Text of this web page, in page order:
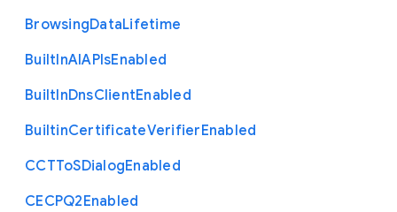
BrowsingDataLifetime
BuiltInAIAPIsEnabled
BuiltInDnsClientEnabled
BuiltinCertificateVerifierEnabled
CCTToSDialogEnabled
CECPQ2Enabled